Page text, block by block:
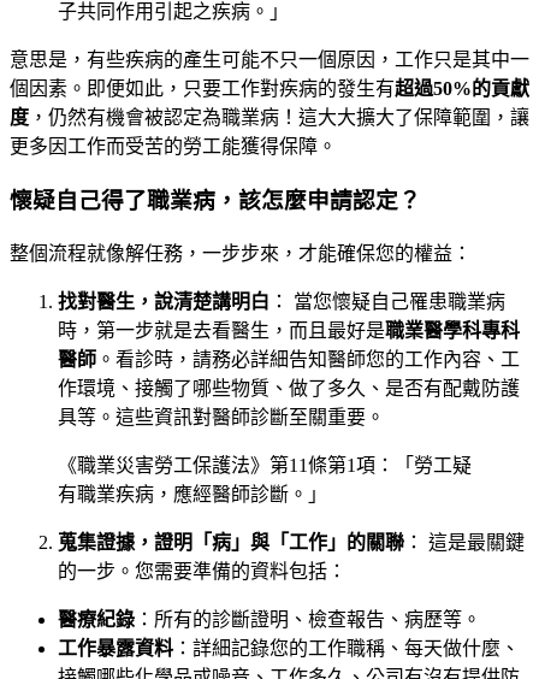
子共同作用引起之疾病。」
意思是，有些疾病的產生可能不只一個原因，工作只是其中一
個因素。即便如此，只要工作對疾病的發生有超過50%的貢獻
度 ，仍然有機會被認定為職業病！這大大擴大了保障範圍，讓
更多因工作而受苦的勞工能獲得保障。
懷疑自己得了職業病，該怎麼申請認定？
整個流程就像解任務，一步步來，才能確保您的權益：
找對醫生，說清楚講明白 ： 當您懷疑自己罹患職業病
時，第一步就是去看醫生，而且最好是職業醫學科專科
醫師 。看診時，請務必詳細告知醫師您的工作內容、工
作環境、接觸了哪些物質、做了多久、是否有配戴防護
具等。這些資訊對醫師診斷至關重要。
《職業災害勞工保護法》第11條第1項：「勞工疑
有職業疾病，應經醫師診斷。」
蒐集證據，證明「病」與「工作」的關聯 ： 這是最關鍵
的一步。您需要準備的資料包括：
醫療紀錄 ：所有的診斷證明、檢查報告、病歷等。
工作暴露資料 ：詳細記錄您的工作職稱、每天做什麼、